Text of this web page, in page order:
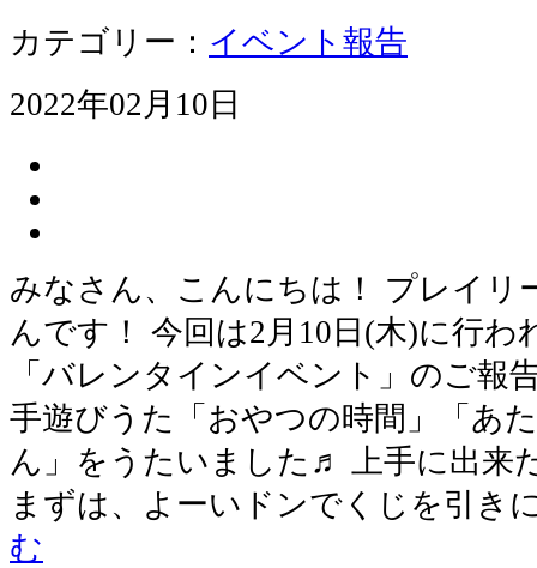
カテゴリー： イベント報告
2022年02月10日
みなさん、こんにちは！ プレイリ
んです！ 今回は2月10日(木)に行
「バレンタインイベント」のご報
手遊びうた「おやつの時間」「
ん」をうたいました♬ 上手に出来
まずは、よーいドンでくじを引き
む